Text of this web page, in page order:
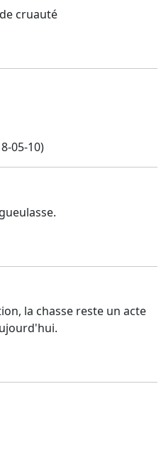
cruauté
05-10)
la chasse reste un acte